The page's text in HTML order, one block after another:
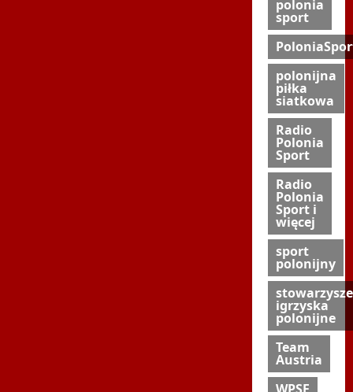
polonia
sport
polonijna
piłka
siatkowa
Radio
Polonia
Sport
Radio
Polonia
Sport i
więcej
sport
polonijny
igrzyska
polonijne
Team
Austria